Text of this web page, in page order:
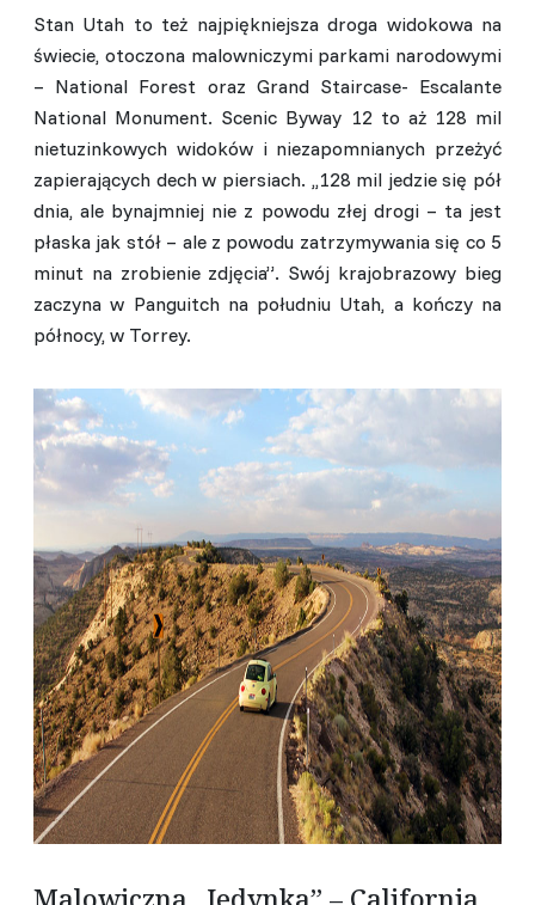
Stan Utah to też najpiękniejsza droga widokowa na
świecie, otoczona malowniczymi parkami narodowymi
– National Forest oraz Grand Staircase- Escalante
National Monument. Scenic Byway 12 to aż 128 mil
nietuzinkowych widoków i niezapomnianych przeżyć
zapierających dech w piersiach. ,,128 mil jedzie się pół
dnia, ale bynajmniej nie z powodu złej drogi – ta jest
płaska jak stół – ale z powodu zatrzymywania się co 5
minut na zrobienie zdjęcia”. Swój krajobrazowy bieg
zaczyna w Panguitch na południu Utah, a kończy na
północy, w Torrey.